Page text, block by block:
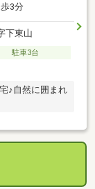
3分
下東山
駐車3台
♪自然に囲まれ